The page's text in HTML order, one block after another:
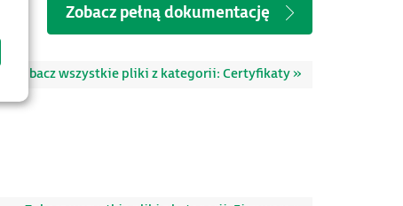
Zobacz pełną dokumentację
Zobacz wszystkie pliki z kategorii: Certyfikaty »